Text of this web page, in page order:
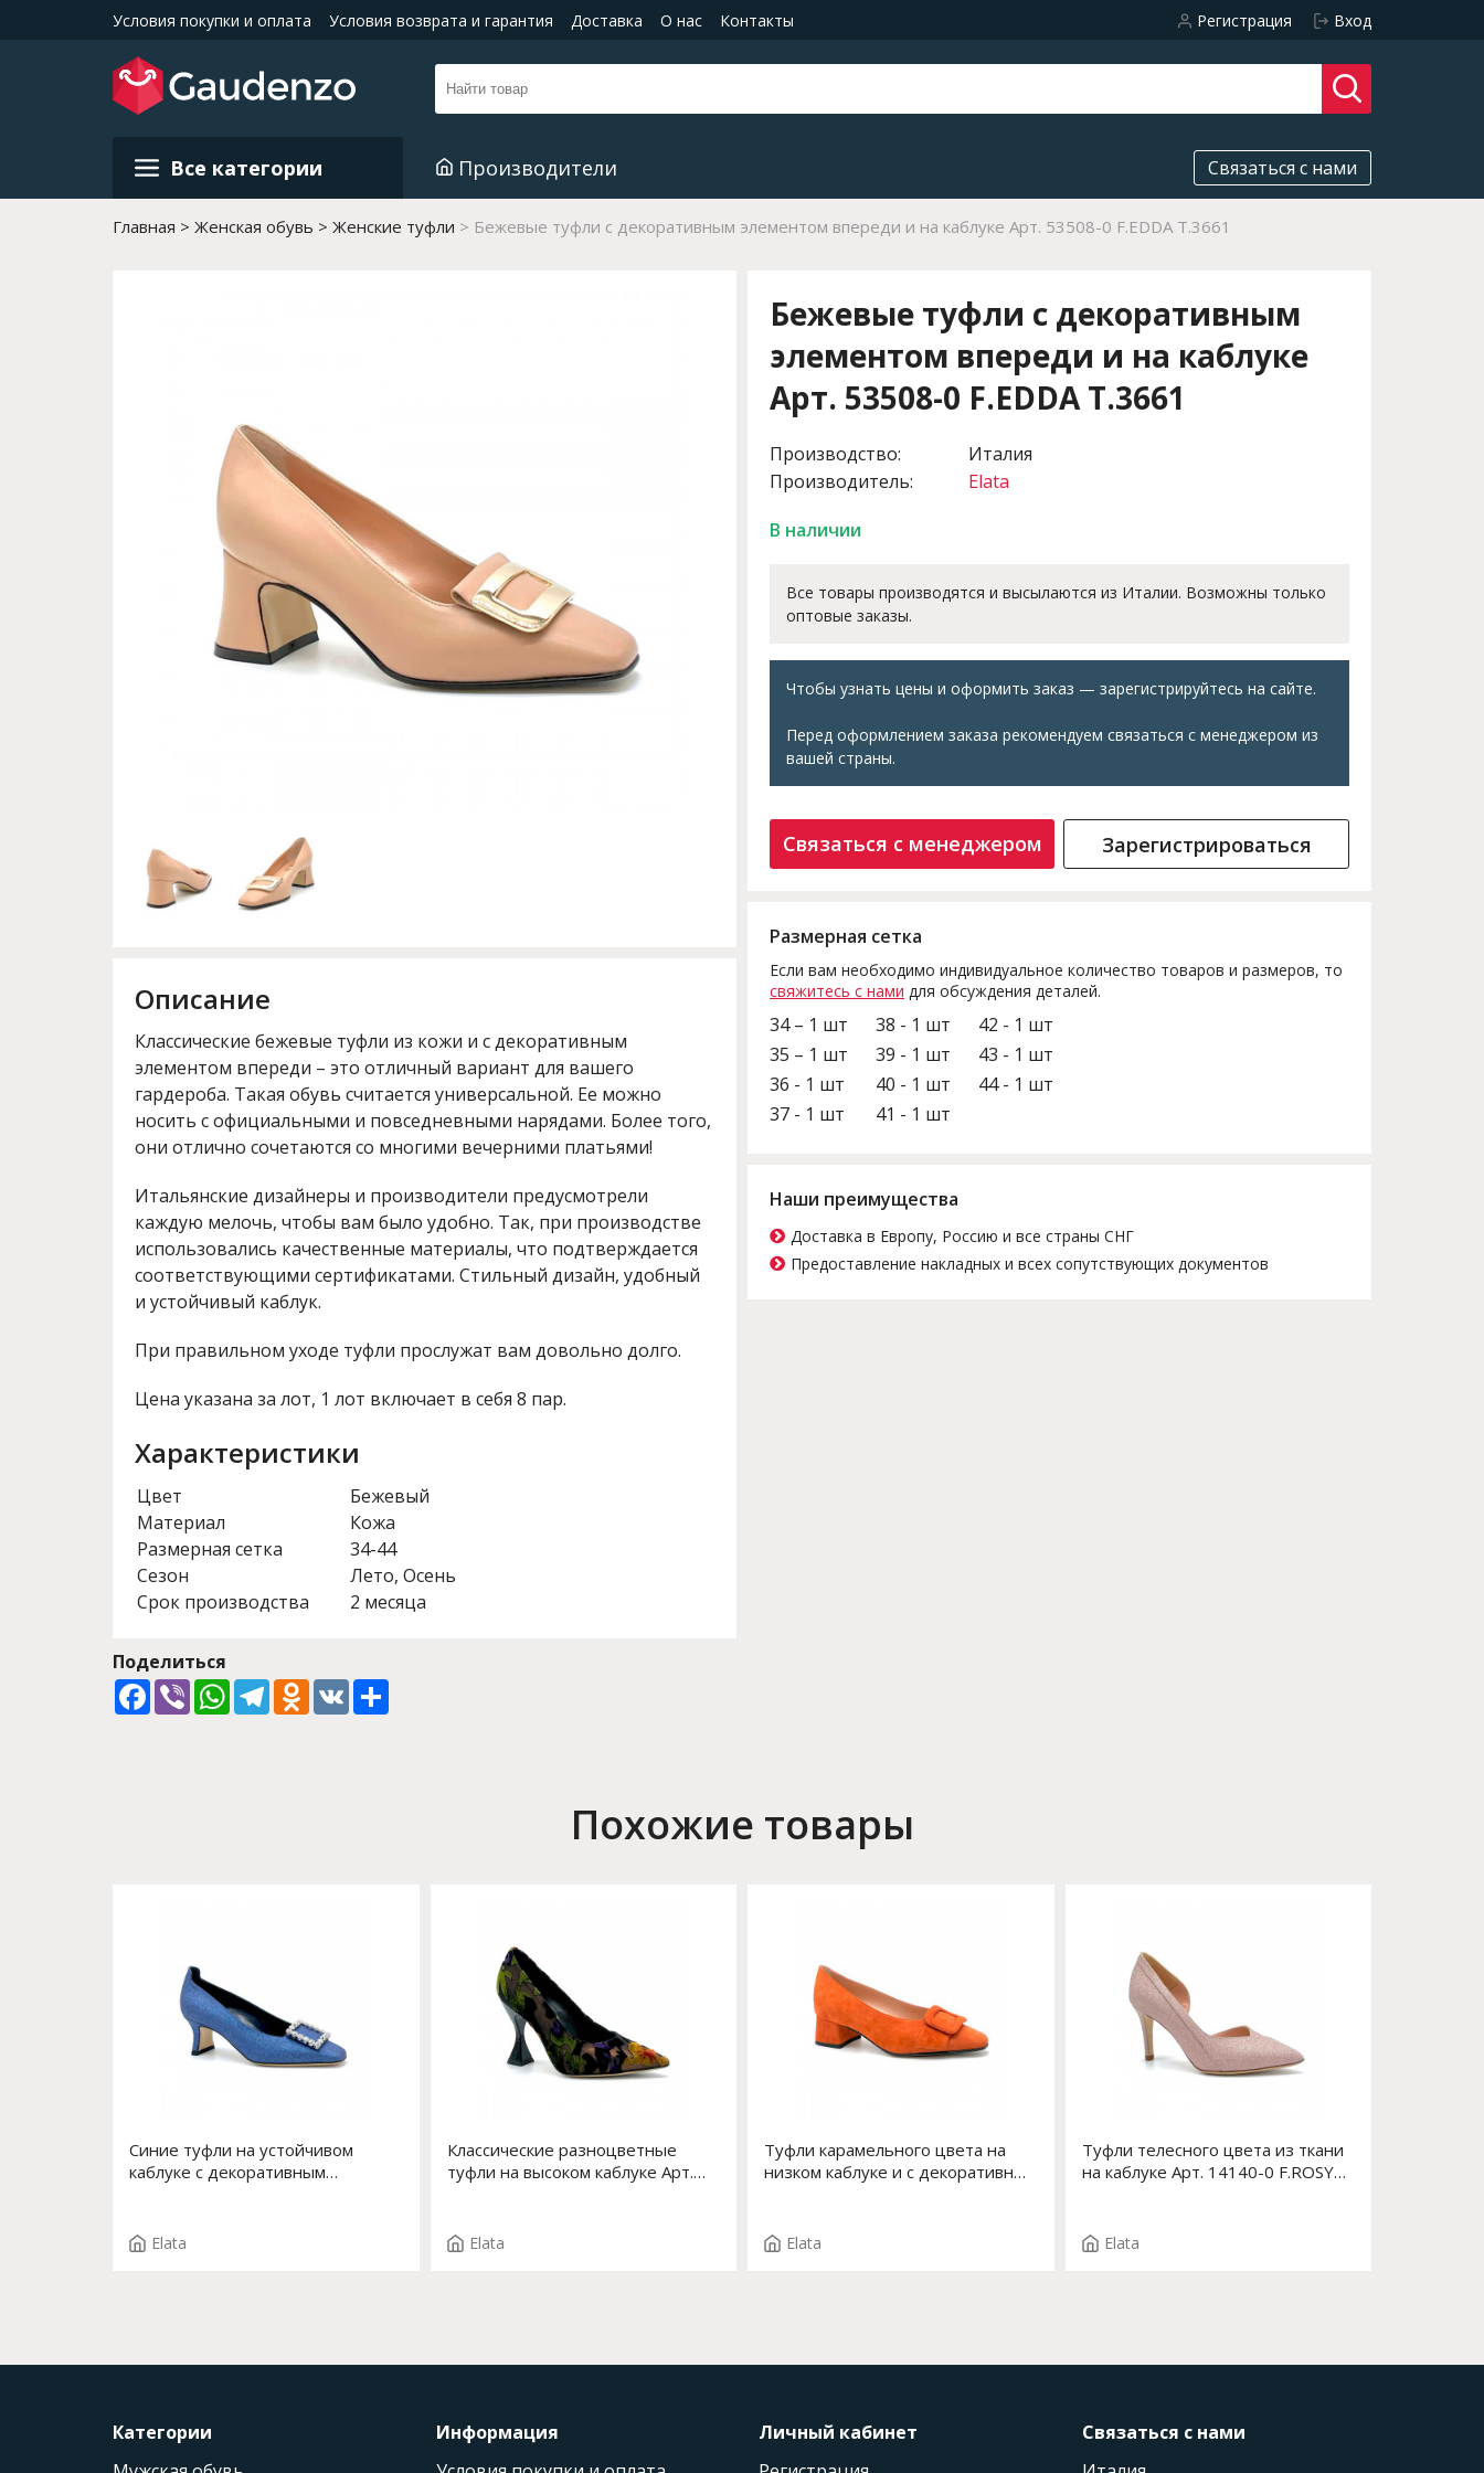
Условия покупки и оплата Условия возврата и гарантия Доставка О нас Контакты Регистрация Вход
Все категории Производители Связаться с нами
Главная Женская обувь Женские туфли Бежевые туфли с декоративным элементом впереди и на каблуке Арт. 53508-0 F.EDDA T.3661
Описание
Классические бежевые туфли из кожи и с декоративным
элементом впереди – это отличный вариант для вашего
гардероба. Такая обувь считается универсальной. Ее можно
носить с официальными и повседневными нарядами. Более того,
они отлично сочетаются со многими вечерними платьями!
Итальянские дизайнеры и производители предусмотрели
каждую мелочь, чтобы вам было удобно. Так, при производстве
использовались качественные материалы, что подтверждается
соответствующими сертификатами. Стильный дизайн, удобный
и устойчивый каблук.
При правильном уходе туфли прослужат вам довольно долго.
Цена указана за лот, 1 лот включает в себя 8 пар.
Характеристики
Цвет
Бежевый
Материал
Кожа
Размерная сетка
34-44
Сезон
Лето, Осень
Срок производства
2 месяца
Поделиться
Facebook
ViberWhatsApp
TelegramOdnoklassniki
VK
Бежевые туфли с декоративным
элементом впереди и на каблуке
Арт. 53508-0 F.EDDA T.3661
Производство:
Производитель:
Италия
Elata
В наличии
Все товары производятся и высылаются из Италии. Возможны только
оптовые заказы.
Чтобы узнать цены и оформить заказ — зарегистрируйтесь на сайте.
Перед оформлением заказа рекомендуем связаться с менеджером из
вашей страны.
Связаться с менеджером Зарегистрироваться
Размерная сетка
Если вам необходимо индивидуальное количество товаров и размеров, то
свяжитесь с нами для обсуждения деталей.
34 – 1 шт
35 – 1 шт
36 - 1 шт
37 - 1 шт
38 - 1 шт
39 - 1 шт
40 - 1 шт
41 - 1 шт
42 - 1 шт
43 - 1 шт
44 - 1 шт
Наши преимущества
Доставка в Европу, Россию и все страны СНГ
Предоставление накладных и всех сопутствующих документов
Похожие товары
Синие туфли на устойчивом
каблуке с декоративным
Elata
Классические разноцветные
туфли на высоком каблуке Арт.
Elata
Туфли карамельного цвета на
низком каблуке и с декоративным
Elata
Туфли телесного цвета из ткани
на каблуке Арт. 14140-0 F.ROSY
Elata
Категории
Информация
Личный кабинет
Связаться с нами